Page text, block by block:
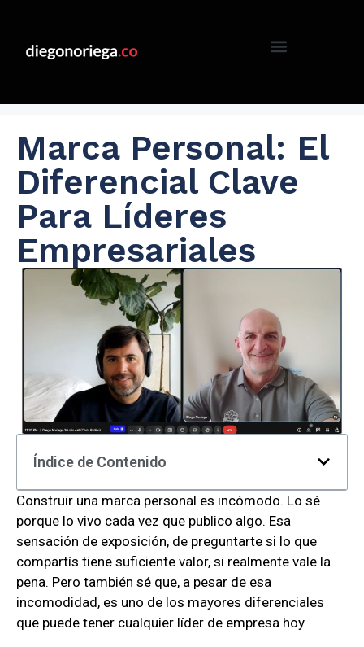
Marca Personal: El
Diferencial Clave
Para Líderes
Empresariales
Índice de Contenido
Construir una marca personal es incómodo. Lo sé
porque lo vivo cada vez que publico algo. Esa
sensación de exposición, de preguntarte si lo que
compartís tiene suficiente valor, si realmente vale la
pena. Pero también sé que, a pesar de esa
incomodidad, es uno de los mayores diferenciales
que puede tener cualquier líder de empresa hoy.